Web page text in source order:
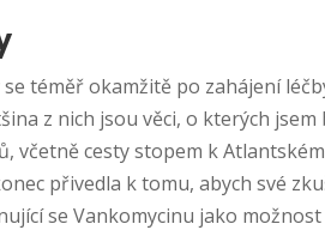
téměř okamžitě po zahájení
z nich jsou věci, o kterých
včetně cesty stopem k
přivedla k tomu, abych své
se Vankomycinu jako